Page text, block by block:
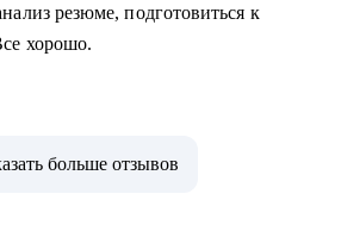
резюме, подготовиться к
хорошо.
больше отзывов